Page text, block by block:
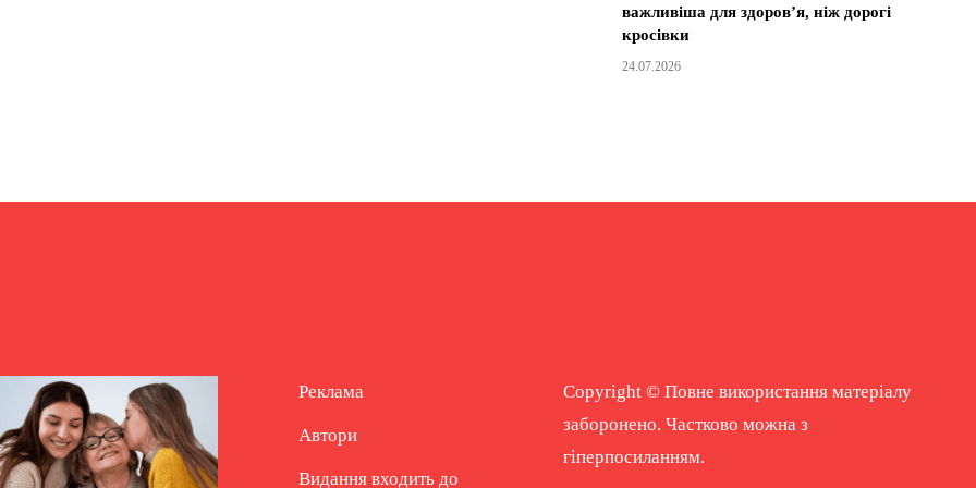
важливіша для здоров’я, ніж дорогі
кросівки
24.07.2026
Реклама
Автори
Видання входить до
Copyright © Повне використання матеріалу
заборонено. Частково можна з
гіперпосиланням.